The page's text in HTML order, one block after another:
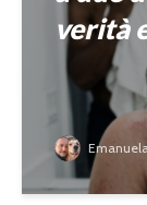
verità